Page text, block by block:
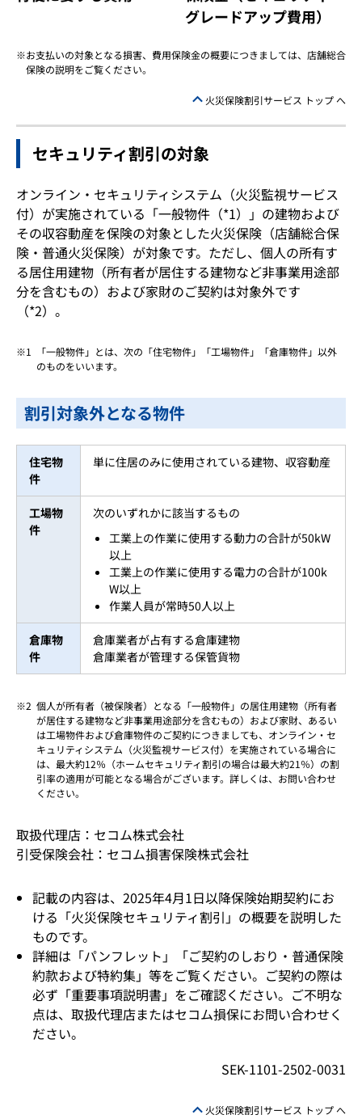
グレードアップ費用）
お支払いの対象となる損害、費用保険金の概要につきましては、店舗総合
保険の説明をご覧ください。
火災保険割引サービス トップ へ
セキュリティ割引の対象
オンライン・セキュリティシステム（火災監視サービス
付）が実施されている「一般物件（*1）」の建物および
その収容動産を保険の対象とした火災保険（店舗総合保
険・普通火災保険）が対象です。ただし、個人の所有す
る居住用建物（所有者が居住する建物など非事業用途部
分を含むもの）および家財のご契約は対象外です
（*2）。
「一般物件」とは、次の「住宅物件」「工場物件」「倉庫物件」以外
のものをいいます。
割引対象外となる物件
住宅物
件
単に住居のみに使用されている建物、収容動産
工場物
件
次のいずれかに該当するもの
工業上の作業に使用する動力の合計が50kW
以上
工業上の作業に使用する電力の合計が100k
W以上
作業人員が常時50人以上
倉庫物
件
倉庫業者が占有する倉庫建物
倉庫業者が管理する保管貨物
個人が所有者（被保険者）となる「一般物件」の居住用建物（所有者
が居住する建物など非事業用途部分を含むもの）および家財、あるい
は工場物件および倉庫物件のご契約につきましても、オンライン・セ
キュリティシステム（火災監視サービス付）を実施されている場合に
は、最大約12％（ホームセキュリティ割引の場合は最大約21％）の割
引率の適用が可能となる場合がございます。詳しくは、お問い合わせ
ください。
取扱代理店：セコム株式会社
引受保険会社：セコム損害保険株式会社
記載の内容は、2025年4月1日以降保険始期契約にお
ける「火災保険セキュリティ割引」の概要を説明した
ものです。
詳細は「パンフレット」「ご契約のしおり・普通保険
約款および特約集」等をご覧ください。ご契約の際は
必ず「重要事項説明書」をご確認ください。ご不明な
点は、取扱代理店またはセコム損保にお問い合わせく
ださい。
SEK-1101-2502-0031
火災保険割引サービス トップ へ